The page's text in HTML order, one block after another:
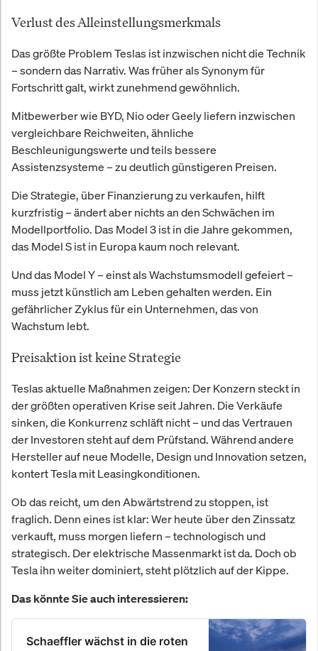
Verlust des Alleinstellungsmerkmals
Das größte Problem Teslas ist inzwischen nicht die Technik
– sondern das Narrativ. Was früher als Synonym für
Fortschritt galt, wirkt zunehmend gewöhnlich.
Mitbewerber wie BYD, Nio oder Geely liefern inzwischen
vergleichbare Reichweiten, ähnliche
Beschleunigungswerte und teils bessere
Assistenzsysteme – zu deutlich günstigeren Preisen.
Die Strategie, über Finanzierung zu verkaufen, hilft
kurzfristig – ändert aber nichts an den Schwächen im
Modellportfolio. Das Model 3 ist in die Jahre gekommen,
das Model S ist in Europa kaum noch relevant.
Und das Model Y – einst als Wachstumsmodell gefeiert –
muss jetzt künstlich am Leben gehalten werden. Ein
gefährlicher Zyklus für ein Unternehmen, das von
Wachstum lebt.
Preisaktion ist keine Strategie
Teslas aktuelle Maßnahmen zeigen: Der Konzern steckt in
der größten operativen Krise seit Jahren. Die Verkäufe
sinken, die Konkurrenz schläft nicht – und das Vertrauen
der Investoren steht auf dem Prüfstand. Während andere
Hersteller auf neue Modelle, Design und Innovation setzen,
kontert Tesla mit Leasingkonditionen.
Ob das reicht, um den Abwärtstrend zu stoppen, ist
fraglich. Denn eines ist klar: Wer heute über den Zinssatz
verkauft, muss morgen liefern – technologisch und
strategisch. Der elektrische Massenmarkt ist da. Doch ob
Tesla ihn weiter dominiert, steht plötzlich auf der Kippe.
Das könnte Sie auch interessieren:
Schaeffler wächst in die roten